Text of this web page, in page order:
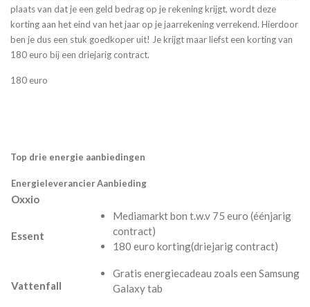
plaats van dat je een geld bedrag op je rekening krijgt, wordt deze
korting aan het eind van het jaar op je jaarrekening verrekend. Hierdoor
ben je dus een stuk goedkoper uit! Je krijgt maar liefst een korting van
180 euro bij een driejarig contract.
180 euro
Top drie energie aanbiedingen
EnergieleverancierAanbieding
Oxxio
Essent
Mediamarkt bon t.w.v 75 euro (éénjarig
contract)
180 euro korting(driejarig contract)
Vattenfall
Gratis energiecadeau zoals een Samsung
Galaxy tab